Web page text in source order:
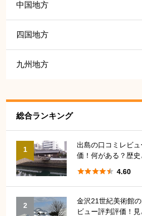
秋田
青森
福島
栃木
群馬
千葉
東京
神奈川
富山
愛知
長野
静岡
三重
大阪
中国地方
島根
四国地方
高知
愛媛
九州地方
長崎
総合ランキング
1
出島の口コミレビ
価！何がある？歴史
 4.60
2
金沢21世紀美術館
ビュー評判評価！見